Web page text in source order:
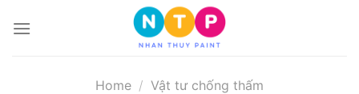
Home / Vật tư chống thấm